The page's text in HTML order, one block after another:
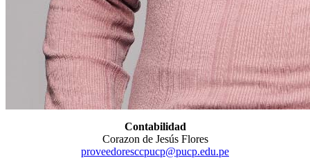
Contabilidad
Corazon de Jesús Flores
proveedoresccpucp@pucp.edu.pe